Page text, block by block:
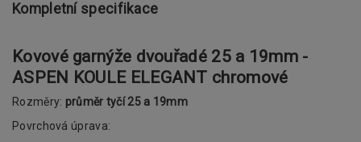
Kompletní specifikace
Kovové garnýže dvouřadé 25 a 19mm -
ASPEN KOULE ELEGANT chromové
Rozměry: průměr tyčí 25 a 19mm
Povrchová úprava: